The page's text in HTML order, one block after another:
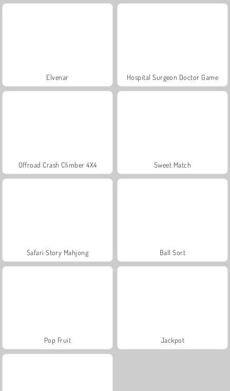
Elvenar Hospital Surgeon Doctor Game
Offroad Crash Climber 4X4 Sweet Match
Safari Story Mahjong Ball Sort
Pop Fruit Jackpot